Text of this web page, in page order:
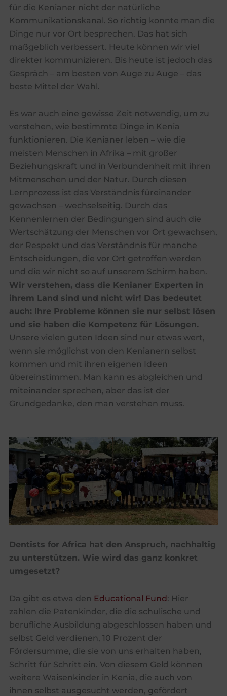
für die Kenianer nicht der natürliche
Kommunikationskanal. So richtig konnte man die
Dinge nur vor Ort besprechen. Das hat sich
maßgeblich verbessert. Heute können wir viel
direkter kommunizieren. Bis heute ist jedoch das
Gespräch – am besten von Auge zu Auge – das
beste Mittel der Wahl.
Es war auch eine gewisse Zeit notwendig, um zu
verstehen, wie bestimmte Dinge in Kenia
funktionieren. Die Kenianer leben – wie die
meisten Menschen in Afrika – mit großer
Beziehungskraft und in Verbundenheit mit ihren
Mitmenschen und der Natur. Durch diesen
Lernprozess ist das Verständnis füreinander
gewachsen – wechselseitig. Durch das
Kennenlernen der Bedingungen sind auch die
Wertschätzung der Menschen vor Ort gewachsen,
der Respekt und das Verständnis für manche
Entscheidungen, die vor Ort getroffen werden
und die wir nicht so auf unserem Schirm haben.
Wir verstehen, dass die Kenianer Experten in
ihrem Land sind und nicht wir! Das bedeutet
auch: Ihre Probleme können sie nur selbst lösen
und sie haben die Kompetenz für Lösungen.
Unsere vielen guten Ideen sind nur etwas wert,
wenn sie möglichst von den Kenianern selbst
kommen und mit ihren eigenen Ideen
übereinstimmen. Man kann es abgleichen und
miteinander sprechen, aber das ist der
Grundgedanke, den man verstehen muss.
Dentists for Africa hat den Anspruch, nachhaltig
zu unterstützen. Wie wird das ganz konkret
umgesetzt?
Da gibt es etwa den Educational Fund: Hier
zahlen die Patenkinder, die die schulische und
berufliche Ausbildung abgeschlossen haben und
selbst Geld verdienen, 10 Prozent der
Fördersumme, die sie von uns erhalten haben,
Schritt für Schritt ein. Von diesem Geld können
weitere Waisenkinder in Kenia, die auch von
ihnen selbst ausgesucht werden, gefördert